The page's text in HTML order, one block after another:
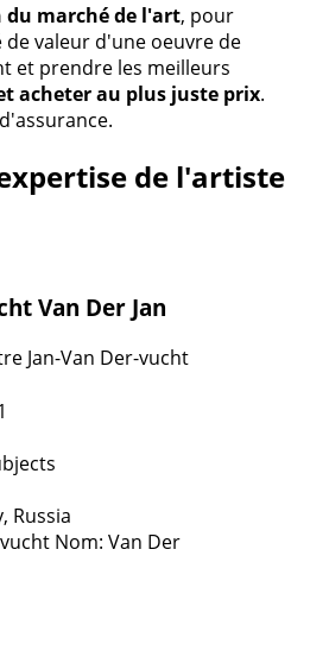
marché de l'art, pour
valeur d'une oeuvre de
et prendre les meilleurs
acheter au plus juste prix.
de l'artiste
Van Der Jan
Russia
Nom: Van Der